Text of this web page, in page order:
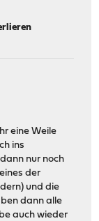
eine Weile
ins
nur noch
der
und die
dann alle
auch wieder